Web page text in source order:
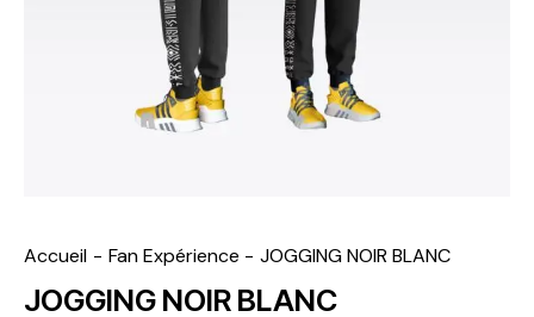
Accueil ​Fan Expérience JOGGING NOIR BLANC
JOGGING NOIR BLANC